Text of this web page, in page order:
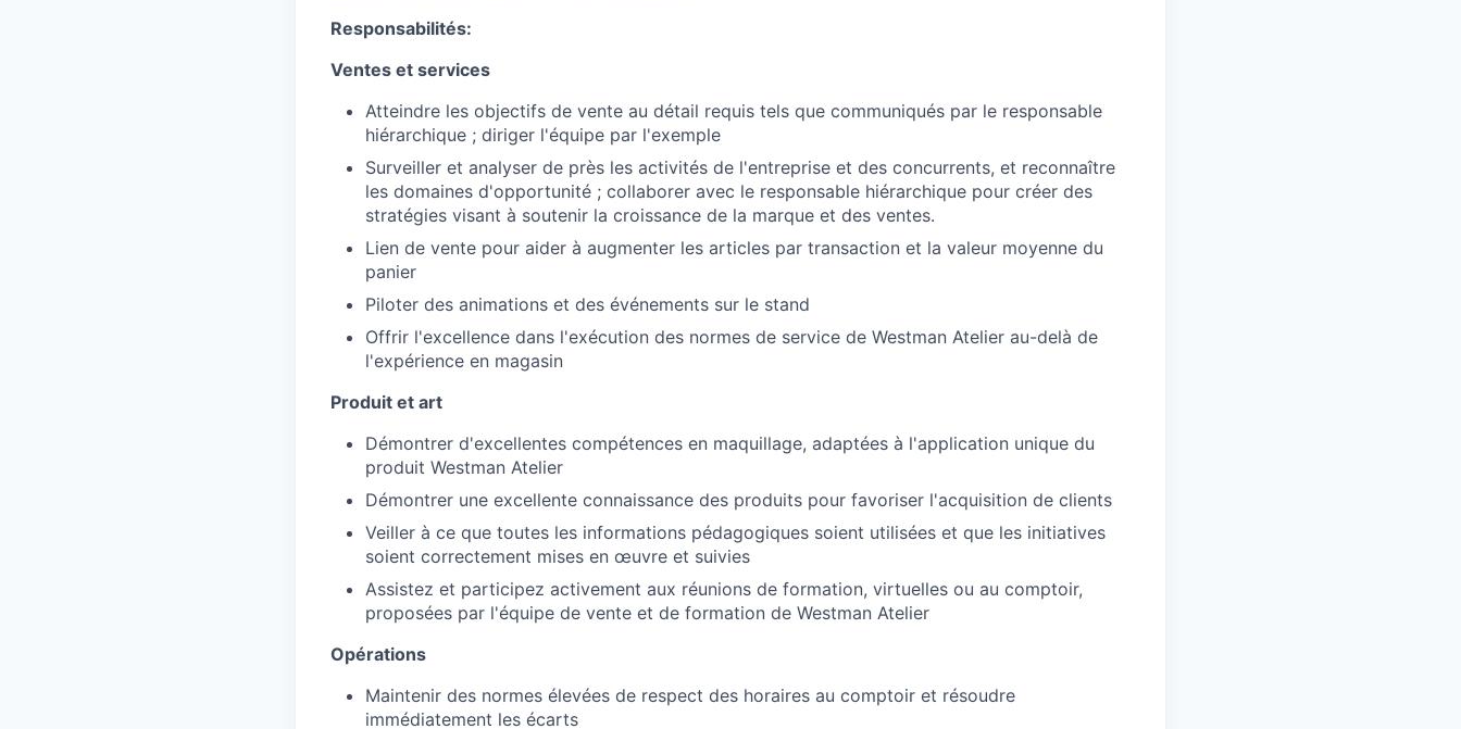
Responsabilités:
Ventes et services
Atteindre les objectifs de vente au détail requis tels que communiqués par le responsable
hiérarchique ; diriger l'équipe par l'exemple
Surveiller et analyser de près les activités de l'entreprise et des concurrents, et reconnaître
les domaines d'opportunité ; collaborer avec le responsable hiérarchique pour créer des
stratégies visant à soutenir la croissance de la marque et des ventes.
Lien de vente pour aider à augmenter les articles par transaction et la valeur moyenne du
panier
Piloter des animations et des événements sur le stand
Offrir l'excellence dans l'exécution des normes de service de Westman Atelier au-delà de
l'expérience en magasin
Produit et art
Démontrer d'excellentes compétences en maquillage, adaptées à l'application unique du
produit Westman Atelier
Démontrer une excellente connaissance des produits pour favoriser l'acquisition de clients
Veiller à ce que toutes les informations pédagogiques soient utilisées et que les initiatives
soient correctement mises en œuvre et suivies
Assistez et participez activement aux réunions de formation, virtuelles ou au comptoir,
proposées par l'équipe de vente et de formation de Westman Atelier
Opérations
Maintenir des normes élevées de respect des horaires au comptoir et résoudre
immédiatement les écarts